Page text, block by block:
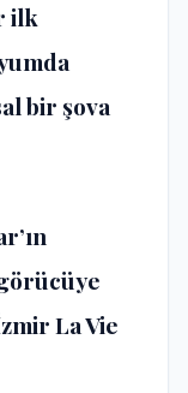
ilk
bir şova
La Vie